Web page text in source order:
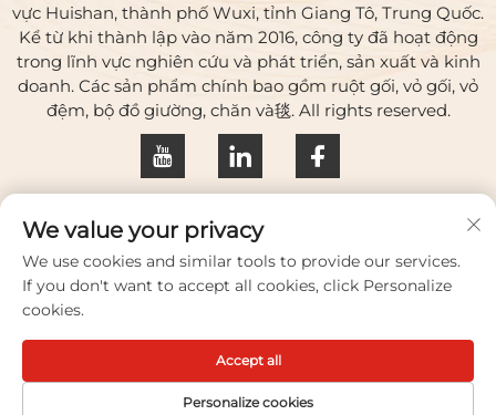
vực Huishan, thành phố Wuxi, tỉnh Giang Tô, Trung Quốc.
Kể từ khi thành lập vào năm 2016, công ty đã hoạt động
trong lĩnh vực nghiên cứu và phát triển, sản xuất và kinh
doanh. Các sản phẩm chính bao gồm ruột gối, vỏ gối, vỏ
đệm, bộ đồ giường, chăn và毯. All rights reserved.
Chính sách bảo mật
Liên hệ chúng tôi
Address: Tòa nhà 17, Huaqing Creative Park, số 33 Zhihui
Điện thoại:+86-18100656573
E-mail:[email protected]
We value your privacy
We use cookies and similar tools to provide our services.
If you don't want to accept all cookies, click Personalize
cookies.
Personalize cookies
Accept all